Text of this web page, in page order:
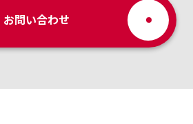
お問い合わせ